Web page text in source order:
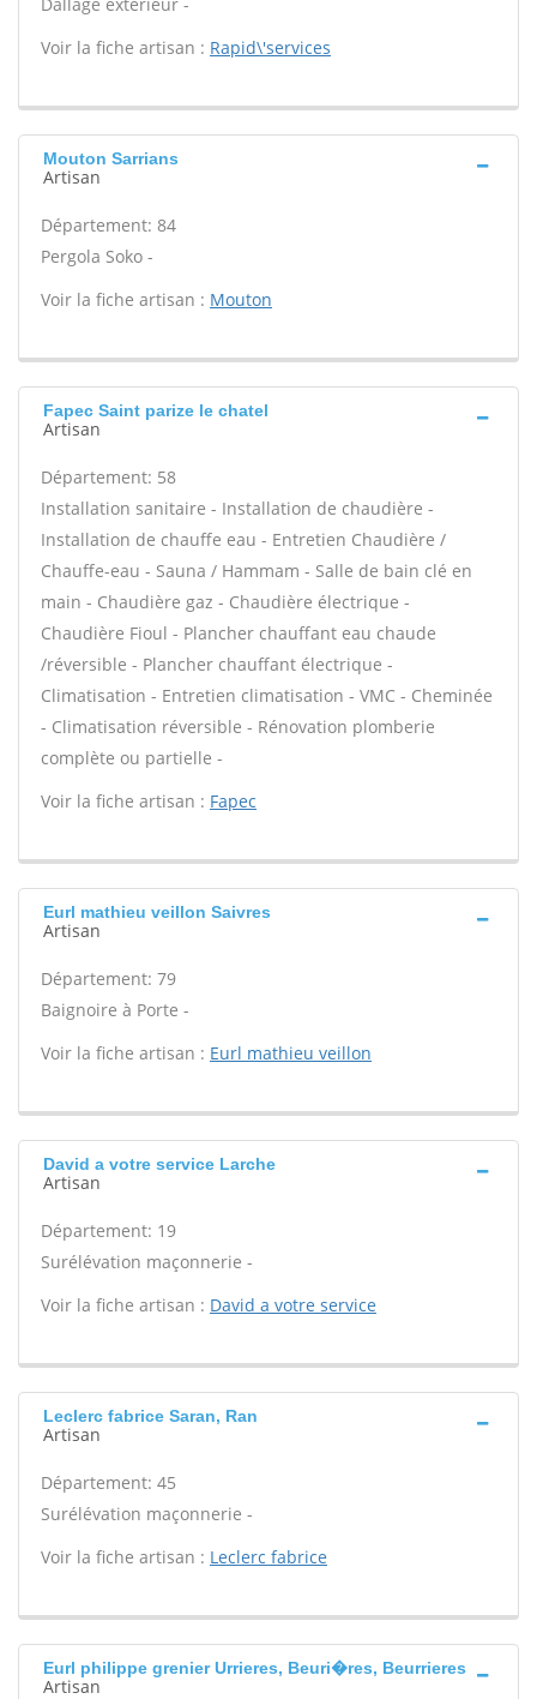
Voir la fiche artisan : Rapid\'services
Mouton Sarrians
Artisan
Département: 84
Pergola Soko -
Voir la fiche artisan : Mouton
Fapec Saint parize le chatel
Artisan
Département: 58
Installation sanitaire - Installation de chaudière -
Installation de chauffe eau - Entretien Chaudière /
Chauffe-eau - Sauna / Hammam - Salle de bain clé en
main - Chaudière gaz - Chaudière électrique -
Chaudière Fioul - Plancher chauffant eau chaude
/réversible - Plancher chauffant électrique -
Climatisation - Entretien climatisation - VMC - Cheminée
- Climatisation réversible - Rénovation plomberie
complète ou partielle -
Voir la fiche artisan : Fapec
Eurl mathieu veillon Saivres
Artisan
Département: 79
Baignoire à Porte -
Voir la fiche artisan : Eurl mathieu veillon
David a votre service Larche
Artisan
Département: 19
Surélévation maçonnerie -
Voir la fiche artisan : David a votre service
Leclerc fabrice Saran, Ran
Artisan
Département: 45
Surélévation maçonnerie -
Voir la fiche artisan : Leclerc fabrice
Eurl philippe grenier Urrieres, Beuri�res, Beurrieres
Artisan